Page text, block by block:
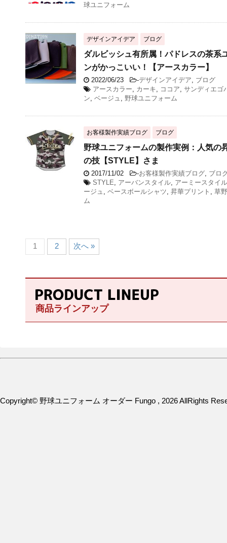
球ユニフォーム
デザインアイデア ブログ
ダルビッシュ有所属！パドレスの茶系
ンがかっこいい！【アースカラー】
2022/06/23 -デザインアイデア, ブログ
アースカラー, カーキ, ココア, サンディエゴ
ン, ベージュ , 野球ユニフォーム
お客様製作実績ブログ ブログ
野球ユニフォームの製作実例：人気
の技【STYLE】さま
2017/11/02 -お客様製作実績ブログ, ブロ
STYLE, アーバンスタイル, アーミースタイル
ージュ , ベースボールシャツ, 昇華プリント , 草
ム
1 2 次へ »
商品ラインアップ
Copyright© 野球ユニフォーム オーダー Fungo , 2026 AllRights